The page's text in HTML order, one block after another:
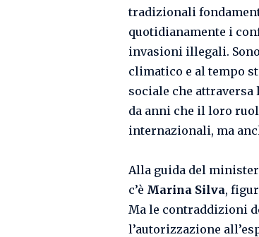
tradizionali
quotidianamente i
invasioni illegali.
climatico e al tempo
sociale che attraversa
da anni che il loro
internazionali, ma
Alla guida del
c’è Marina Silva,
Ma le contraddizioni
l’autorizzazione